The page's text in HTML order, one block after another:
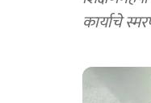
कार्याचे